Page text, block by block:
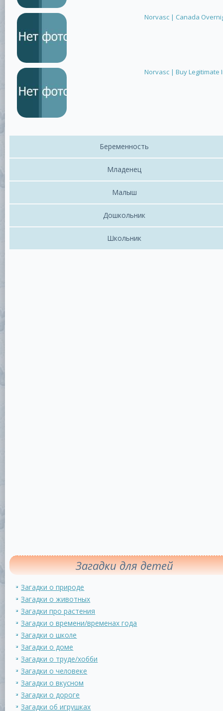
Norvasc | Canada
Norvasc | Buy Legitimate
Беременность
Младенец
Малыш
Дошкольник
Школьник
Загадки для детей
Загадки о природе
Загадки о животных
Загадки про растения
Загадки о времени/временах года
Загадки о школе
Загадки о доме
Загадки о труде/хобби
Загадки о человеке
Загадки о вкусном
Загадки о дороге
Загадки об игрушках